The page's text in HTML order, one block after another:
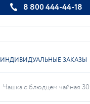
8 800 444-44-18
ИНДИВИДУАЛЬНЫЕ ЗАКАЗЫ
Чашка с блюдцем чайная